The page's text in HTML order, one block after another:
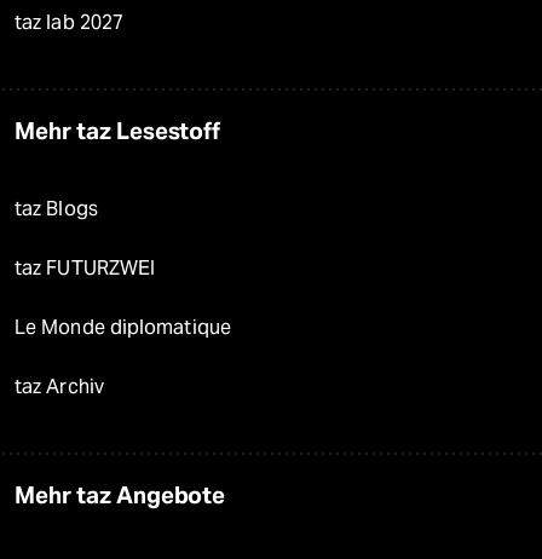
taz lab 2027
Mehr taz Lesestoff
taz Blogs
taz FUTURZWEI
Le Monde diplomatique
taz Archiv
Mehr taz Angebote